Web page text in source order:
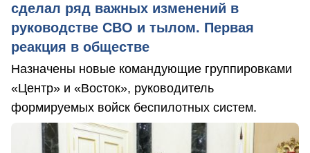
сделал ряд важных изменений в
руководстве СВО и тылом. Первая
реакция в обществе
Назначены новые командующие группировками
«Центр» и «Восток», руководитель
формируемых войск беспилотных систем.